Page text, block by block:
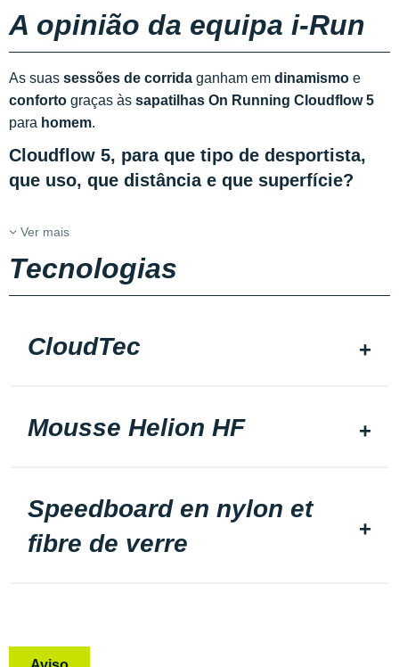
A opinião da equipa i-Run
As suas sessões de corrida ganham em dinamismo e
conforto graças às sapatilhas On Running Cloudflow 5
para homem.
Cloudflow 5, para que tipo de desportista,
que uso, que distância e que superfície?
Ver mais
Tecnologias
CloudTec
Mousse Helion HF
Speedboard en nylon et
fibre de verre